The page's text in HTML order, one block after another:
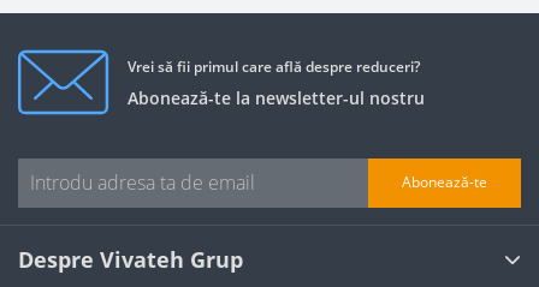
Vrei să fii primul care află despre reduceri?
Abonează-te la newsletter-ul nostru
Abonează-te
Despre Vivateh Grup